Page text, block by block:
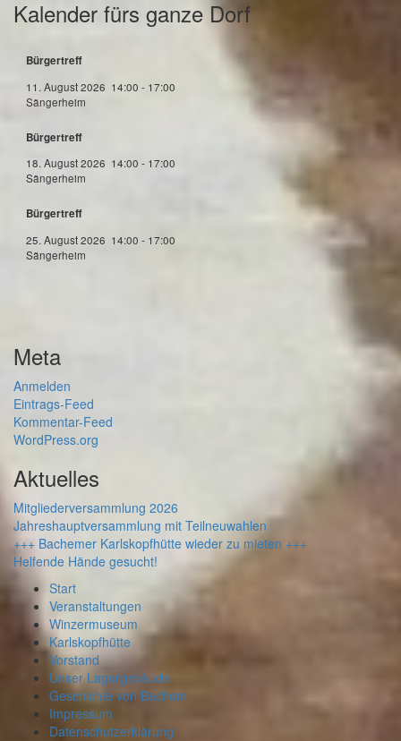
Kalender fürs ganze Dorf
Bürgertreff
11. August 2026 14:00 - 17:00
Sängerheim
Bürgertreff
18. August 2026 14:00 - 17:00
Sängerheim
Bürgertreff
25. August 2026 14:00 - 17:00
Sängerheim
Meta
Anmelden
Eintrags-Feed
Kommentar-Feed
WordPress.org
Aktuelles
Mitgliederversammlung 2026
Jahreshauptversammlung mit Teilneuwahlen
+++ Bachemer Karlskopfhütte wieder zu mieten +++
Helfende Hände gesucht!
Start
Veranstaltungen
Winzermuseum
Karlskopfhütte
Vorstand
Unser Lagergebäude
Geschichte von Bachem
Impressum
Datenschutzerklärung